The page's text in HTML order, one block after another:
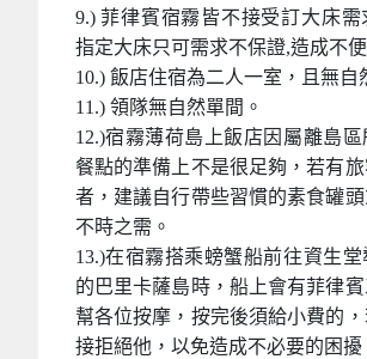
9.) 菲律賓宿霧皆不接受訂大床需
指定大床只可需求不保證,造成不
10.) 飯店住宿為二人一室，且無自
11.) 領隊無自然單間。
12.)宿霧薄荷島上飯店因屬離島
餐點的準備上不是很足夠，若有
者，建議自行帶些習慣的素食罐
不時之需。
13.)在宿霧搭乘螃蟹船前往資生
的巴里卡薩島時，船上會有菲律
幫各位按摩，按完後須給小費的
接拒絕他，以免造成不必要的困擾